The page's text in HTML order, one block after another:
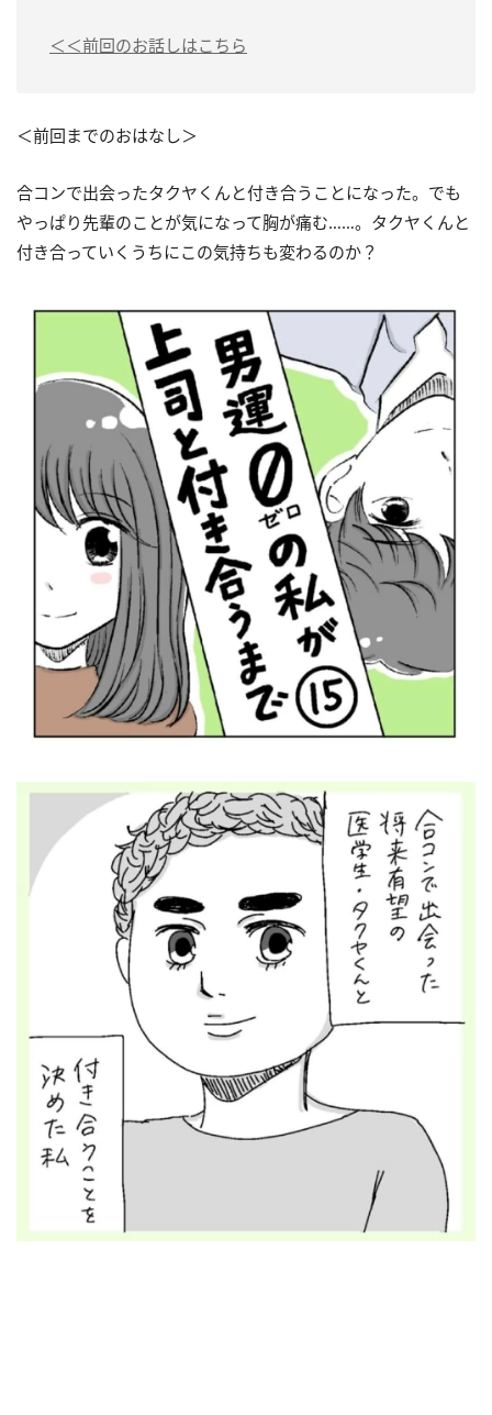
＜＜前回のお話しはこちら
＜前回までのおはなし＞
合コンで出会ったタクヤくんと付き合うことになった。でも
やっぱり先輩のことが気になって胸が痛む……。タクヤくんと
付き合っていくうちにこの気持ちも変わるのか？